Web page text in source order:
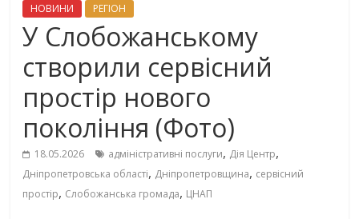
НОВИНИ РЕГІОН
У Слобожанському
створили сервісний
простір нового
покоління (Фото)
18.05.2026 адміністративні послуги, Дія Центр,
Дніпропетровська області, Дніпропетровщина, сервісний
простір, Слобожанська громада, ЦНАП